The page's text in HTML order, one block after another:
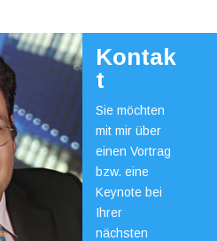
Kontak
t
Sie möchten
mit mir über
einen Vortrag
bzw. eine
Keynote bei
Ihrer
nächsten